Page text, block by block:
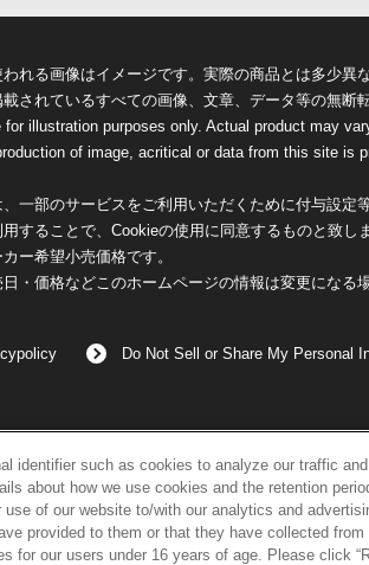
れる画像はイメージです。実際の商品とは多少異
されているすべての画像、文章、データ等の無断
for illustration purposes only. Actual product may
of image, acritical or data from this site is
一部のサービスをご利用いただくために付与設定
することで、Cookieの使用に同意するものと致し
ー希望小売価格です。
・価格などこのホームページの情報は変更になる
Do Not Sell or Share My Personal
identifier such as cookies to analyze our traffic
about how we use cookies and the retention
use of our website to/with our analytics and
provided to them or that they have collected
for our users under 16 years of age. Please click